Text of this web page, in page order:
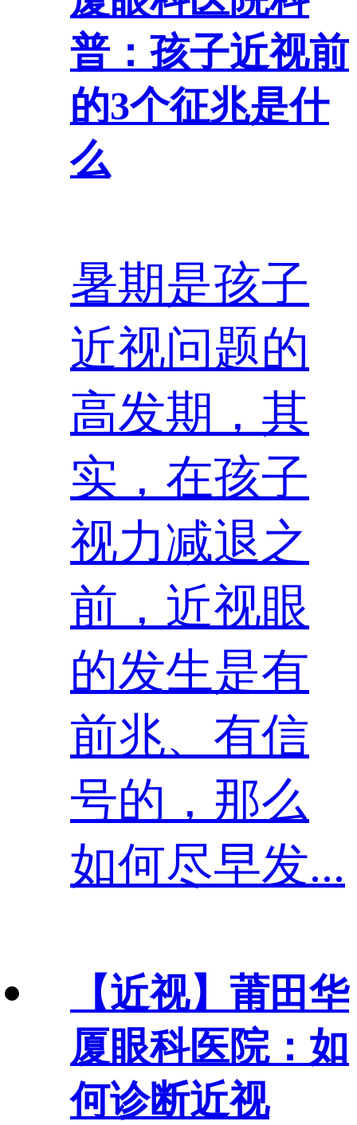
普：孩子近视前
的3个征兆是什
么
暑期是孩子
近视问题的
高发期，其
实，在孩子
视力减退之
前，近视眼
的发生是有
前兆、有信
号的，那么
如何尽早发...
【近视】 莆田华
厦眼科医院：如
何诊断近视